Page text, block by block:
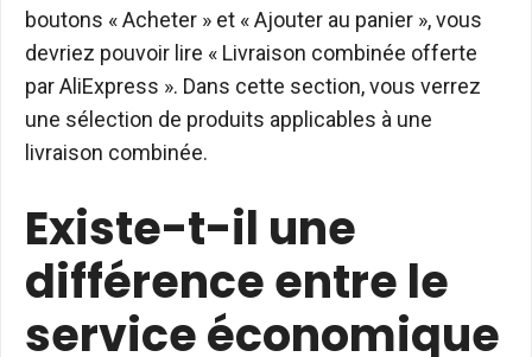
boutons « Acheter » et « Ajouter au panier », vous
devriez pouvoir lire « Livraison combinée offerte
par AliExpress ». Dans cette section, vous verrez
une sélection de produits applicables à une
livraison combinée.
Existe-t-il une
différence entre le
service économique